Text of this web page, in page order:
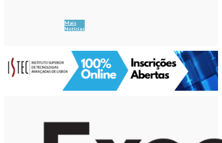
Mais
Notícias